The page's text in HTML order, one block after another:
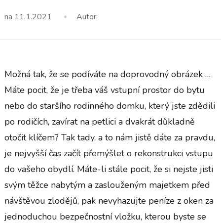
na 11.1.2021 Autor:
Možná tak, že se podíváte na doprovodný obrázek …
Máte pocit, že je třeba váš vstupní prostor do bytu
nebo do staršího rodinného domku, který jste zdědili
po rodičích, zavírat na petlici a dvakrát důkladně
otočit klíčem? Tak tady, a to nám jistě dáte za pravdu,
je nejvyšší čas začít přemýšlet o rekonstrukci vstupu
do vašeho obydlí. Máte-li stále pocit, že si nejste jisti
svým těžce nabytým a zaslouženým majetkem před
návštěvou zlodějů, pak nevyhazujte peníze z oken za
jednoduchou bezpečnostní vložku, kterou byste se